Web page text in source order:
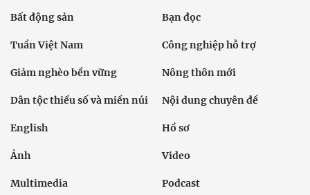
Bất động sản Bạn đọc
Tuần Việt Nam Công nghiệp hỗ trợ
Giảm nghèo bền vững Nông thôn mới
Dân tộc thiểu số và miền núi Nội dung chuyên đề
English Hồ sơ
Ảnh Video
Multimedia Podcast